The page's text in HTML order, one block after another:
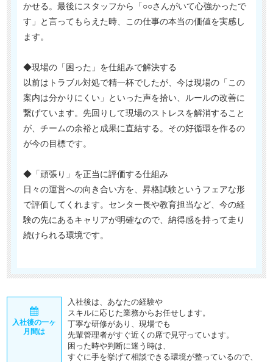
かせる。最後にスタッフから「○○さんがいて心強かったで
す」と言ってもらえた時、この仕事の本当の価値を実感し
ます。
◆現場の「困った」を仕組みで解決する
以前はトラブル対処で精一杯でしたが、今は現場の「この
案内は分かりにくい」といった声を拾い、ルールの改善に
繋げています。先回りして現場のストレスを解消すること
が、チームの余裕と成果に直結する。その好循環を作るの
が今の目標です。
◆「頑張り」を正当に評価する仕組み
日々の運営への向き合い方を、昇格試験というフェアな形
で評価してくれます。センター長や教育担当など、今の経
験の先にあるキャリアが明確なので、納得感を持って走り
続けられる環境です。
入社後の一ヶ
月間は
入社後は、あなたの経験や
スキルに応じた業務からお任せします。
丁寧な研修があり、現場でも
先輩管理者がすぐ近くの席で見守っています。
困った時や判断に迷う時は、
すぐに手を挙げて相談できる環境が整っているので、